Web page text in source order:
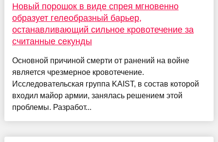
Новый порошок в виде спрея мгновенно
образует гелеобразный барьер,
останавливающий сильное кровотечение за
считанные секунды
Основной причиной смерти от ранений на войне
является чрезмерное кровотечение.
Исследовательская группа KAIST, в состав которой
входил майор армии, занялась решением этой
проблемы. Разработ...